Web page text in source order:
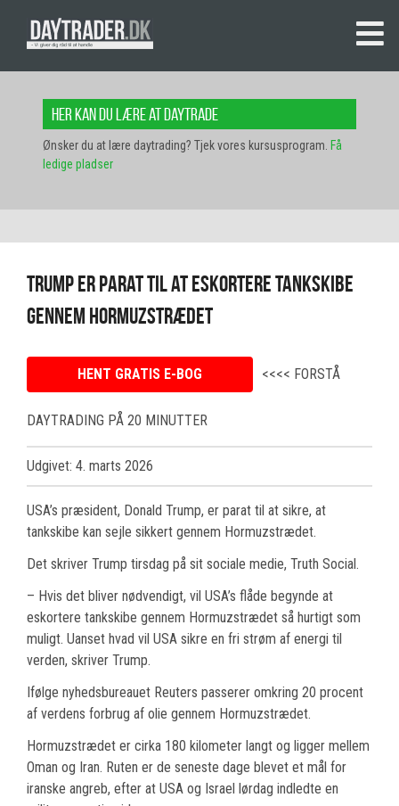
Her kan du lære at daytrade
Ønsker du at lære daytrading? Tjek vores kursusprogram. Få
ledige pladser
Trump er parat til at eskortere tankskibe
gennem Hormuzstrædet
HENT GRATIS E-BOG <<<< FORSTÅ
DAYTRADING PÅ 20 MINUTTER
Udgivet: 4. marts 2026
USA’s præsident, Donald Trump, er parat til at sikre, at
tankskibe kan sejle sikkert gennem Hormuzstrædet.
Det skriver Trump tirsdag på sit sociale medie, Truth Social.
– Hvis det bliver nødvendigt, vil USA’s flåde begynde at
eskortere tankskibe gennem Hormuzstrædet så hurtigt som
muligt. Uanset hvad vil USA sikre en fri strøm af energi til
verden, skriver Trump.
Ifølge nyhedsbureauet Reuters passerer omkring 20 procent
af verdens forbrug af olie gennem Hormuzstrædet.
Hormuzstrædet er cirka 180 kilometer langt og ligger mellem
Oman og Iran. Ruten er de seneste dage blevet et mål for
iranske angreb, efter at USA og Israel lørdag indledte en